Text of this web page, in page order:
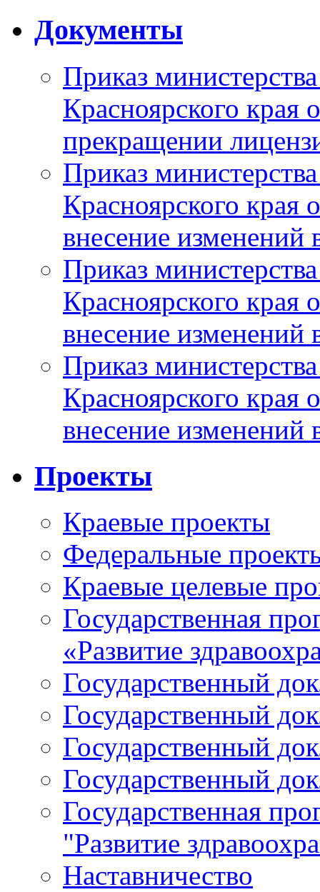
Документы
Приказ
Красноярского
прекращении
Приказ
Красноярского
внесение изменений
Приказ
Красноярского
внесение изменений
Приказ
Красноярского
внесение изменений
Проекты
Краевые проекты
Федеральные
Краевые целевые
Государственная
«Развитие
Государственный
Государственный
Государственный
Государственный
Государственная
"Развитие
Наставничество